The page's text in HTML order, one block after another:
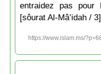
entraidez pas pour
[sôurat Al-Mâ’idah /
https://www.islam.ms/